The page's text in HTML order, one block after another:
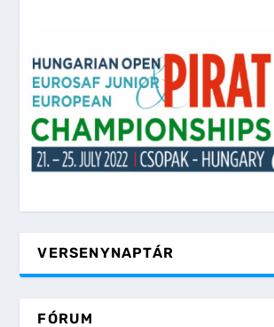
VERSENYNAPTÁR
FÓRUM